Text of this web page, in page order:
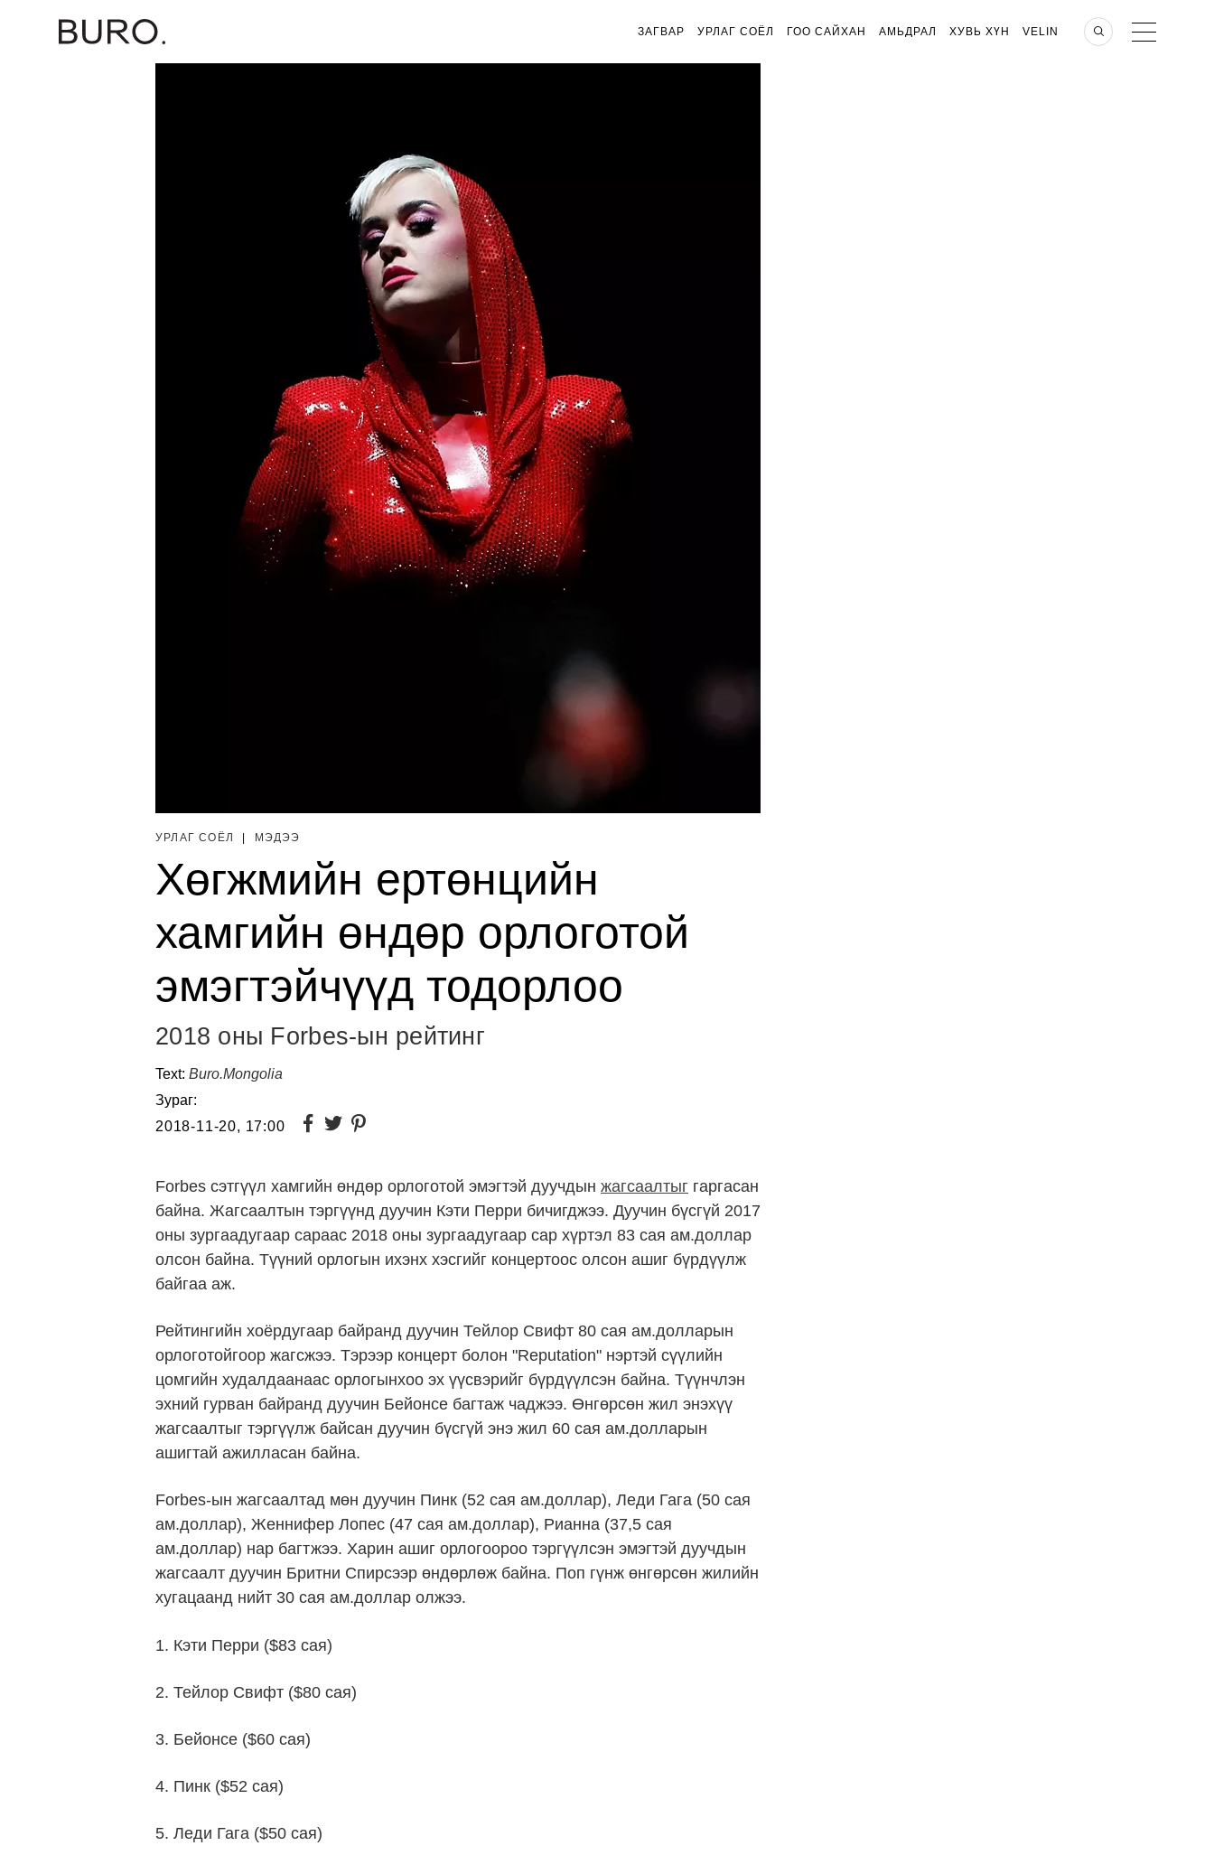
ЗАГВАР УРЛАГ СОЁЛ ГОО САЙХАН АМЬДРАЛ ХУВЬ ХҮН VELIN
УРЛАГ СОЁЛ МЭДЭЭ
Хөгжмийн ертөнцийн
хамгийн өндөр орлоготой
эмэгтэйчүүд тодорлоо
2018 оны Forbes-ын рейтинг
Text: Buro.Mongolia
Зураг:
2018-11-20, 17:00
Forbes сэтгүүл хамгийн өндөр орлоготой эмэгтэй дуучдын жагсаалтыг гаргасан
байна. Жагсаалтын тэргүүнд дуучин Кэти Перри бичигджээ. Дуучин бүсгүй 2017
оны зургаадугаар сараас 2018 оны зургаадугаар сар хүртэл 83 сая ам.доллар
олсон байна. Түүний орлогын ихэнх хэсгийг концертоос олсон ашиг бүрдүүлж
байгаа аж.
Рейтингийн хоёрдугаар байранд дуучин Тейлор Свифт 80 сая ам.долларын
орлоготойгоор жагсжээ. Тэрээр концерт болон "Reputation" нэртэй сүүлийн
цомгийн худалдаанаас орлогынхоо эх үүсвэрийг бүрдүүлсэн байна. Түүнчлэн
эхний гурван байранд дуучин Бейонсе багтаж чаджээ. Өнгөрсөн жил энэхүү
жагсаалтыг тэргүүлж байсан дуучин бүсгүй энэ жил 60 сая ам.долларын
ашигтай ажилласан байна.
Forbes-ын жагсаалтад мөн дуучин Пинк (52 сая ам.доллар), Леди Гага (50 сая
ам.доллар), Женнифер Лопес (47 сая ам.доллар), Рианна (37,5 сая
ам.доллар) нар багтжээ. Харин ашиг орлогоороо тэргүүлсэн эмэгтэй дуучдын
жагсаалт дуучин Бритни Спирсээр өндөрлөж байна. Поп гүнж өнгөрсөн жилийн
хугацаанд нийт 30 сая ам.доллар олжээ.
1. Кэти Перри ($83 сая)
2. Тейлор Свифт ($80 сая)
3. Бейонсе ($60 сая)
4. Пинк ($52 сая)
5. Леди Гага ($50 сая)